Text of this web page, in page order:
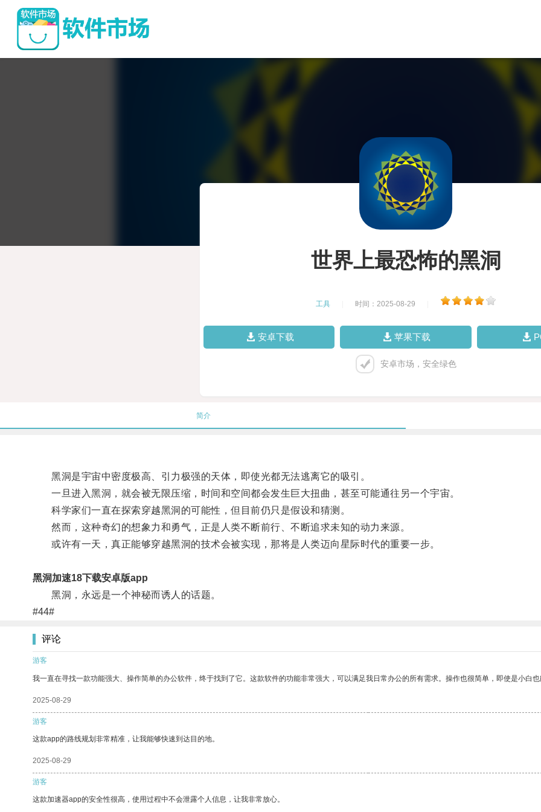
世界上最恐怖的黑洞
工具 时间：2025-08-29
安卓下载 苹果下载
安卓市场，安全绿色
简介
黑洞是宇宙中密度极高、引力极强的天体，即使光都无法逃离它的吸引。
一旦进入黑洞，就会被无限压缩，时间和空间都会发生巨大扭曲，甚至可能通往另一个宇宙。
科学家们一直在探索穿越黑洞的可能性，但目前仍只是假设和猜测。
然而，这种奇幻的想象力和勇气，正是人类不断前行、不断追求未知的动力来源。
或许有一天，真正能够穿越黑洞的技术会被实现，那将是人类迈向星际时代的重要一步。
黑洞加速18下载安卓版app
黑洞，永远是一个神秘而诱人的话题。
#44#
评论
游客
我一直在寻找一款功能强大、操作简单的办公软件，终于找到了它。这款软件的功能非常强大，可以满足我日常办公的所有需求。操作也很简单，即使是小白也
2025-08-29
游客
这款app的路线规划非常精准，让我能够快速到达目的地。
2025-08-29
游客
这款加速器app的安全性很高，使用过程中不会泄露个人信息，让我非常放心。